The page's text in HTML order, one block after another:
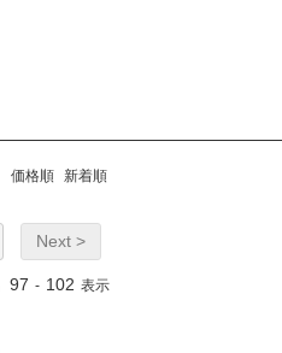
価格順 新着順
Next >
97 - 102 表示